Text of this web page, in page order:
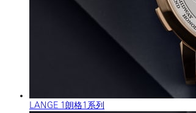
LANGE 1朗格1系列